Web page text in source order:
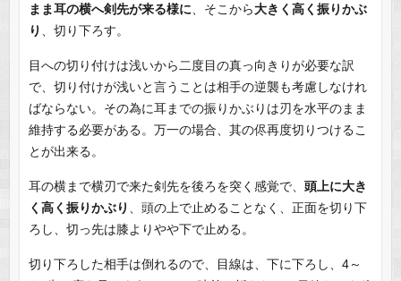
まま耳の横へ剣先が来る様に 、そこから大きく高く振りかぶ
り
、切り下ろす。
目への切り付けは浅いから二度目の真っ向きりが必要な訳
で、切り付けが浅いと言うことは相手の逆襲も考慮しなけれ
ばならない。その為に耳までの振りかぶりは刃を水平のまま
維持する必要がある。万一の場合、其の侭再度切りつけるこ
とが出来る。
耳の横まで横刃で来た剣先を後ろを突く感覚で、 頭上に大き
く高く振りかぶり
、頭の上で止めることなく、正面を切り下
ろし、切っ先は膝よりやや下で止める。
切り下ろした相手は倒れるので、目線は、下に下ろし、4～